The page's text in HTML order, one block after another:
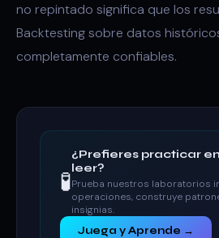
no repintado significa que los
Backtesting sobre datos
completamente confiables.
🧪
¿Prefieres practicar
leer?
Prueba nuestros laboratorios
operaciones, construye
insignias.
Juega y Aprende →